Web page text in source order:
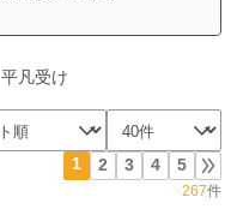
平凡受け
1 2 3 4 5
267件